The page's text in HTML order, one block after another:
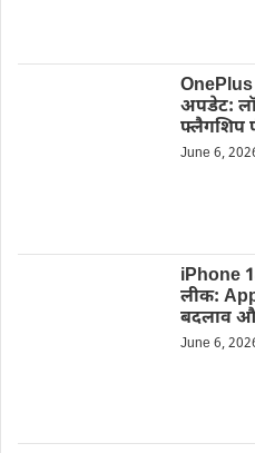
OnePlus
अपडेट:
फ्लैगशिप
June 6,
iPhone
लीक:
बदलाव
June 6,